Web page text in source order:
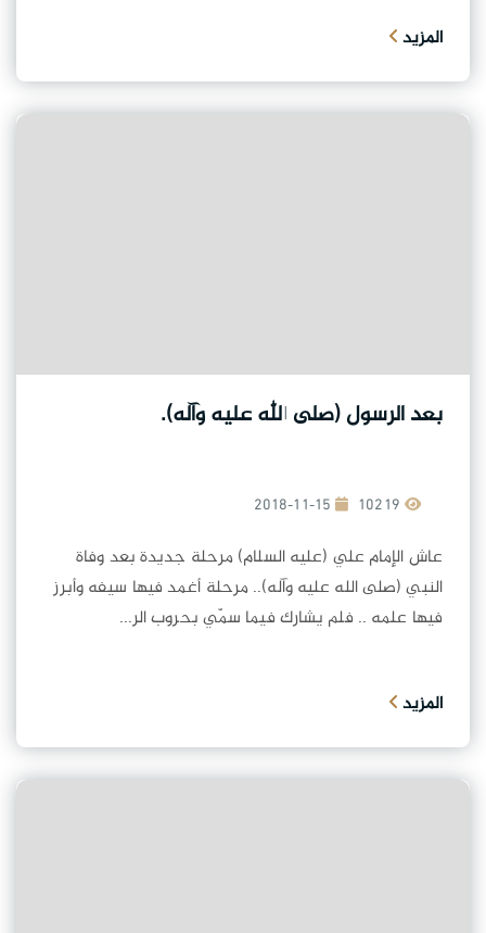
المزيد
بعد الرسول (صلى الله عليه وآله).
2018-11-15
عاش الإمام علي (عليه السلام) مرحلة جديدة بعد وفاة
النبي (صلى الله عليه وآله).. مرحلة أغمد فيها سيفه وأبرز
فيها علمه .. فلم يشارك فيما سمّي بحروب الر...
المزيد